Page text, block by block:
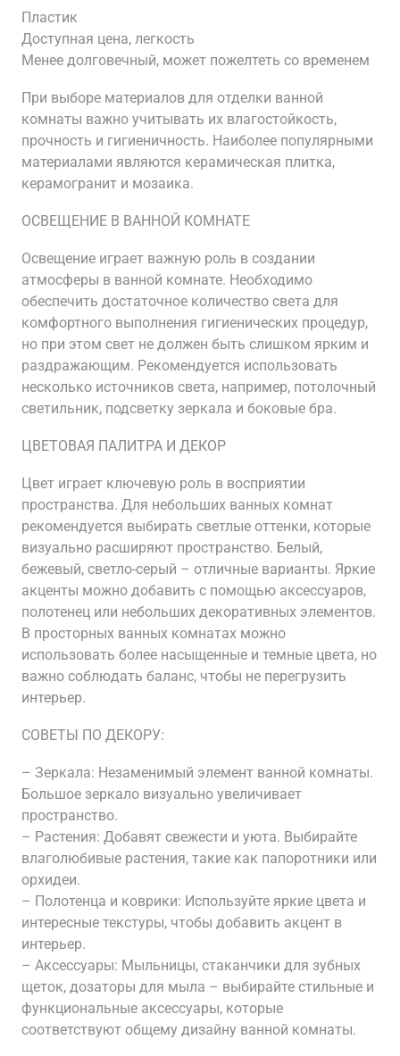
Пластик
Доступная цена, легкость
Менее долговечный, может пожелтеть со временем
При выборе материалов для отделки ванной
комнаты важно учитывать их влагостойкость,
прочность и гигиеничность. Наиболее популярными
материалами являются керамическая плитка,
керамогранит и мозаика.
ОСВЕЩЕНИЕ В ВАННОЙ КОМНАТЕ
Освещение играет важную роль в создании
атмосферы в ванной комнате. Необходимо
обеспечить достаточное количество света для
комфортного выполнения гигиенических процедур,
но при этом свет не должен быть слишком ярким и
раздражающим. Рекомендуется использовать
несколько источников света, например, потолочный
светильник, подсветку зеркала и боковые бра.
ЦВЕТОВАЯ ПАЛИТРА И ДЕКОР
Цвет играет ключевую роль в восприятии
пространства. Для небольших ванных комнат
рекомендуется выбирать светлые оттенки, которые
визуально расширяют пространство. Белый,
бежевый, светло-серый – отличные варианты. Яркие
акценты можно добавить с помощью аксессуаров,
полотенец или небольших декоративных элементов.
В просторных ванных комнатах можно
использовать более насыщенные и темные цвета, но
важно соблюдать баланс, чтобы не перегрузить
интерьер.
СОВЕТЫ ПО ДЕКОРУ:
– Зеркала: Незаменимый элемент ванной комнаты.
Большое зеркало визуально увеличивает
пространство.
– Растения: Добавят свежести и уюта. Выбирайте
влаголюбивые растения, такие как папоротники или
орхидеи.
– Полотенца и коврики: Используйте яркие цвета и
интересные текстуры, чтобы добавить акцент в
интерьер.
– Аксессуары: Мыльницы, стаканчики для зубных
щеток, дозаторы для мыла – выбирайте стильные и
функциональные аксессуары, которые
соответствуют общему дизайну ванной комнаты.